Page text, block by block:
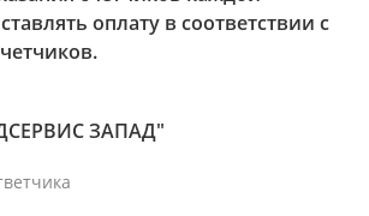
оплату в соответствии с
ЗАПАД"
Более 530 истцов выступили
властей. Дело получило большой
изменения границ
комитет по
краю начал проверку законности
вело-пешеходной трассы.